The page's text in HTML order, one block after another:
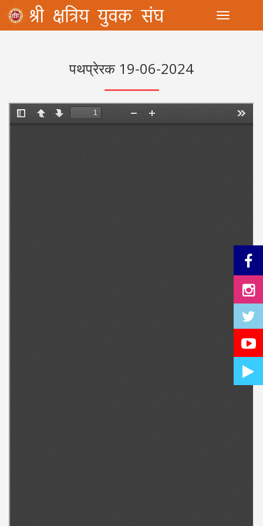
Toggle
पथप्रेरक 19-06-2024